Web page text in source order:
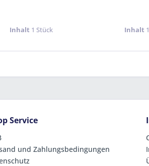
Inhalt 1 Stück Inhalt
Service
und Zahlungsbedingungen